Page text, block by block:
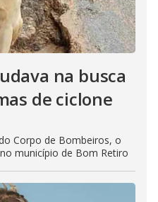
na busca
de ciclone
Corpo de Bombeiros, o
município de Bom Retiro